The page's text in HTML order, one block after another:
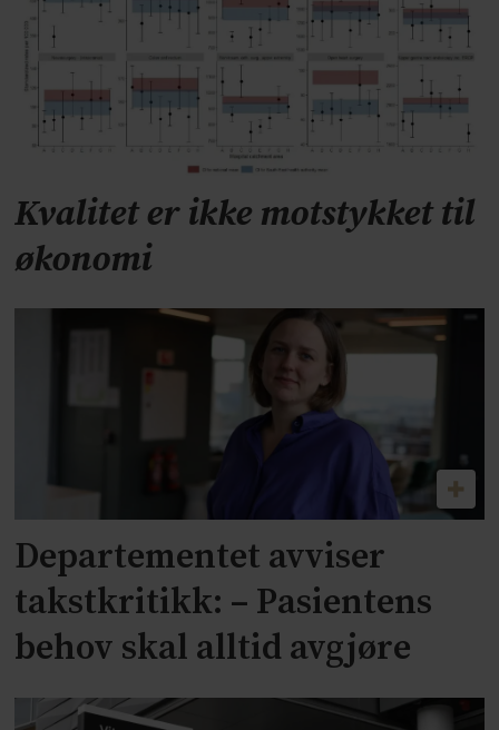
Kvalitet er ikke motstykket til
økonomi
Departementet avviser
takstkritikk: – Pasientens
behov skal alltid avgjøre